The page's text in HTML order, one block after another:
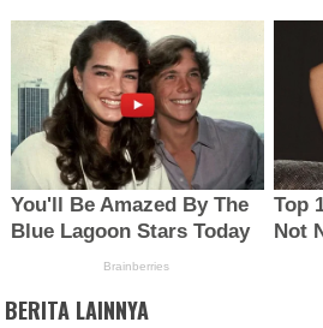
BERITA LAINNYA